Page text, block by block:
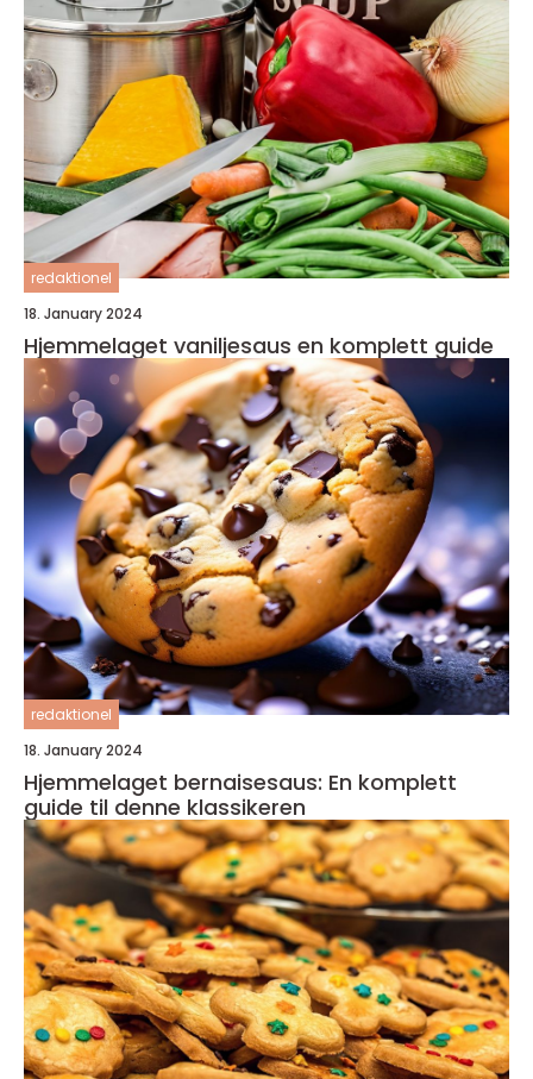
redaktionel
18. January 2024
Hjemmelaget vaniljesaus en komplett guide
redaktionel
18. January 2024
Hjemmelaget bernaisesaus: En komplett
guide til denne klassikeren